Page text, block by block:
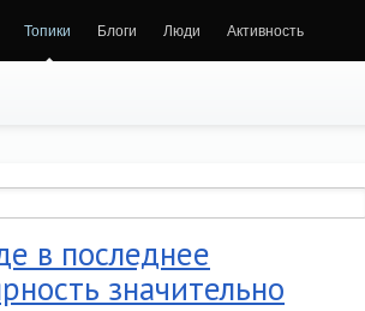
Топики Блоги Люди Активность
в последнее
значительно